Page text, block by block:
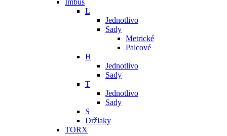
Imbus
L
Jednotlivo
Sady
Metrické
Palcové
H
Jednotlivo
Sady
T
Jednotlivo
Sady
S
Držiaky
TORX